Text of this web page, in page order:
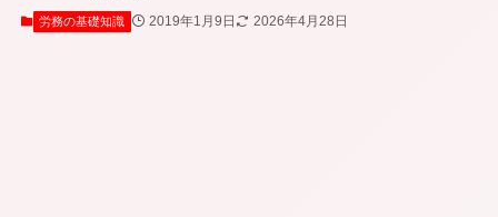
労務の基礎知識 2019年1月9日 2026年4月28日